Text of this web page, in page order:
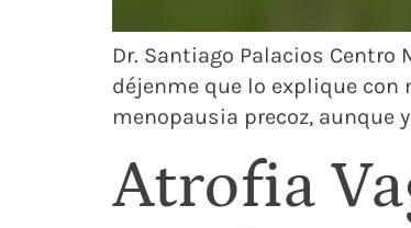
Dr. Santiago Palacios
déjenme que lo explique con
menopausia precoz, aunque
Atrofia